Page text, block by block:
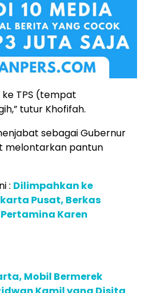
ke TPS (tempat
tutur Khofifah.
sebagai Gubernur
melontarkan pantun
: Dilimpahkan ke
Pusat, Berkas
Karen
Mobil Bermerek